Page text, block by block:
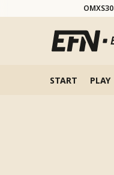
OMXS30
START PLAY